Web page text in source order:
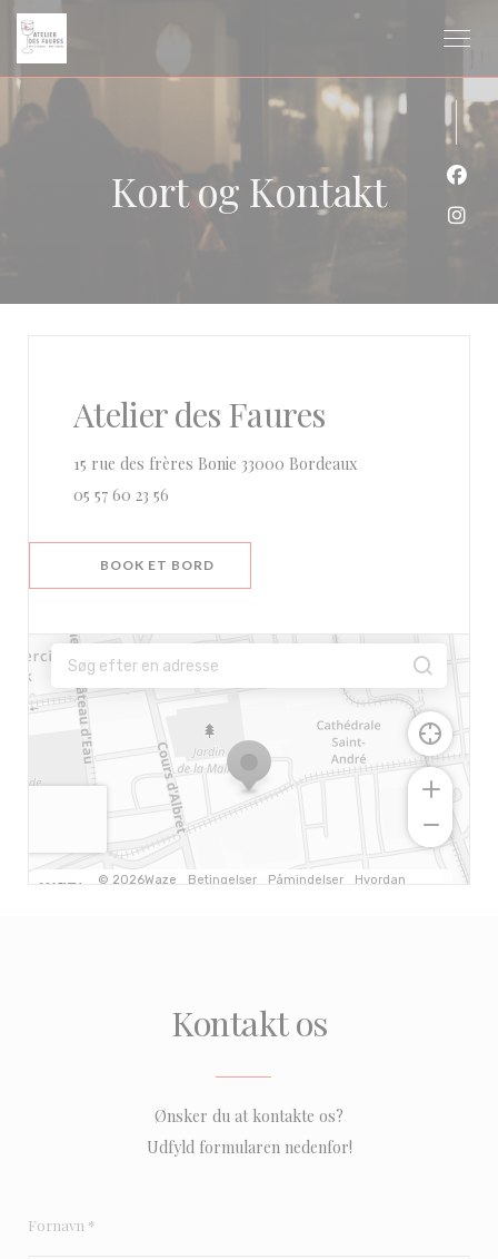
CCookie-styringspanel
Kort og Kontakt
Atelier des Faures
15 rue des frères Bonie 33000 Bordeaux((åbner i et nyt
05 57 60 23 56
BOOK ET BORD
Kontakt os
Ønsker du at kontakte os?
Udfyld formularen nedenfor!